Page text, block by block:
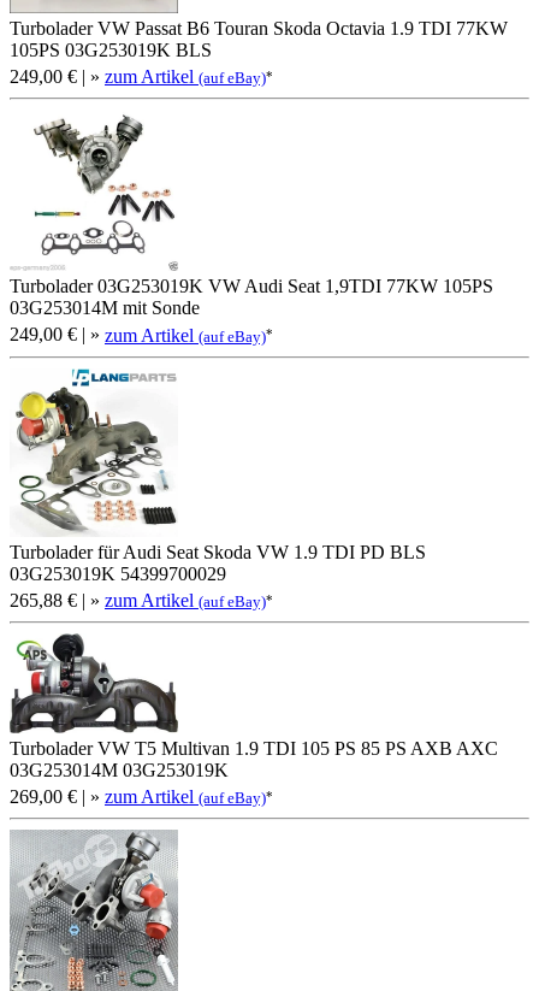
Turbolader VW Passat B6 Touran Skoda Octavia 1.9 TDI 77KW
105PS 03G253019K BLS
249,00 € | » zum Artikel (auf eBay)*
Turbolader 03G253019K VW Audi Seat 1,9TDI 77KW 105PS
03G253014M mit Sonde
249,00 € | » zum Artikel (auf eBay)*
Turbolader für Audi Seat Skoda VW 1.9 TDI PD BLS
03G253019K 54399700029
265,88 € | » zum Artikel (auf eBay)*
Turbolader VW T5 Multivan 1.9 TDI 105 PS 85 PS AXB AXC
03G253014M 03G253019K
269,00 € | » zum Artikel (auf eBay)*